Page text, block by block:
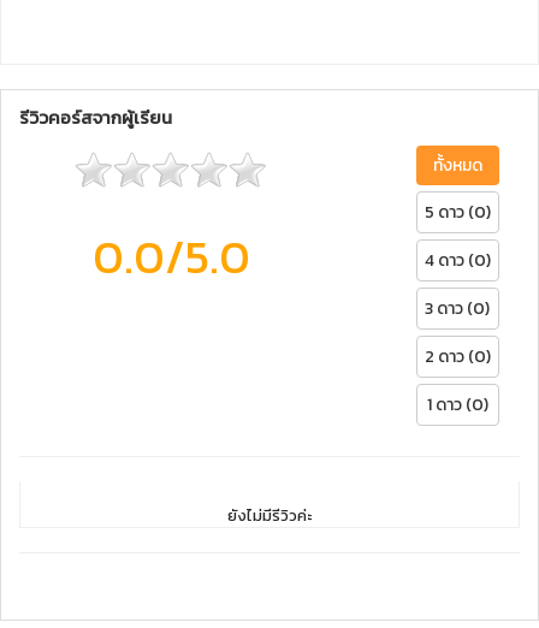
รีวิวคอร์สจากผู้เรียน
0.0/5.0
ทั้งหมด
5 ดาว (0)
4 ดาว (0)
3 ดาว (0)
2 ดาว (0)
1 ดาว (0)
ยังไม่มีรีวิวค่ะ